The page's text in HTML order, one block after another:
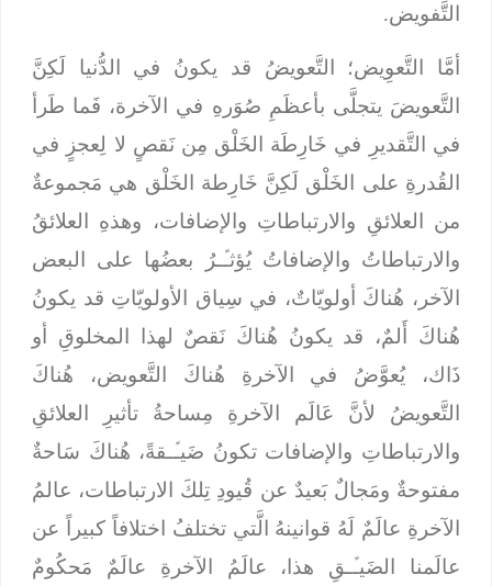
التَّفويض.
أمَّا التَّعوِيض؛ التَّعويضُ قد يكونُ في الدُّنيا لَكِنَّ
التَّعويضَ يتجلَّى بأعظَمِ صُوَرهِ في الآخرة، فَما طَرأ
في التَّقديرِ في خَارِطَة الخَلْق مِن نَقصٍ لا لِعجزٍ في
القُدرةِ على الخَلْق لَكِنَّ خَارِطة الخَلْق هي مَجموعةٌ
من العلائقِ والارتباطاتِ والإضافات، وهذهِ العلائقُ
والارتباطاتُ والإضافاتُ يُؤثـﱢـرُ بعضُها على البعض
الآخر، هُناكَ أولويّاتٌ، في سِياق الأولويّاتِ قد يكونُ
هُناكَ أَلمٌ، قد يكونُ هُناكَ نَقصٌ لهذا المخلوقِ أو
ذَاك، يُعوَّضُ في الآخرةِ هُناكَ التَّعويض، هُناكَ
التَّعويضُ لأنَّ عَالَم الآخرةِ مِساحةُ تأثيرِ العلائقِ
والارتباطاتِ والإضافات تكونُ ضَيـﱢـقةً، هُناكَ سَاحةٌ
مفتوحةٌ ومَجالٌ بَعيدٌ عن قُيودِ تِلكَ الارتباطات، عالمُ
الآخرةِ عالَمٌ لَهُ قوانينهُ الَّتي تختلفُ اختلافاً كبيراً عن
عالَمنا الضَيـﱢـقِ هذا، عالَمُ الآخرةِ عالَمٌ مَحكُومٌ